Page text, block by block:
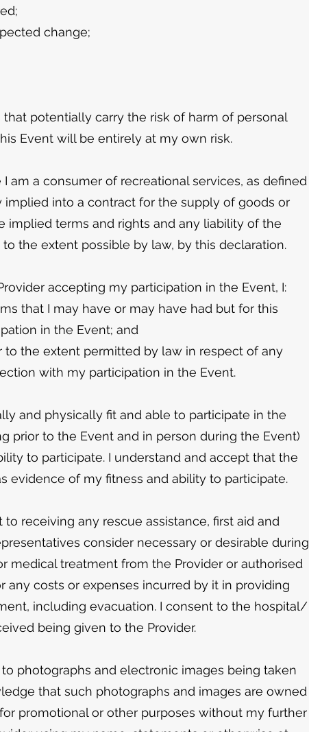
change;
potentially carry the risk of harm of personal
Event will be entirely at my own risk.
am a consumer of recreational services, as defined
into a contract for the supply of goods or
implied terms and rights and any liability of the
the extent possible by law, by this declaration.
accepting my participation in the Event, I:
that I may have or may have had but for this
in the Event; and
the extent permitted by law in respect of any
with my participation in the Event.
and physically fit and able to participate in the
prior to the Event and in person during the Event)
to participate. I understand and accept that the
evidence of my fitness and ability to participate.
to receiving any rescue assistance, first aid and
consider necessary or desirable during
medical treatment from the Provider or authorised
any costs or expenses incurred by it in providing
including evacuation. I consent to the hospital/
being given to the Provider.
photographs and electronic images being taken
that such photographs and images are owned
promotional or other purposes without my further